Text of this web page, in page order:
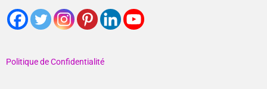
Politique de Confidentialité